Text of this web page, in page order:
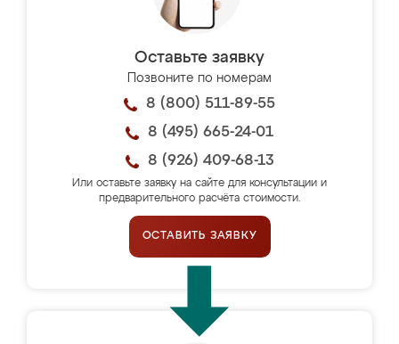
Оставьте заявку
Позвоните по номерам
8 (800) 511-89-55
8 (495) 665-24-01
8 (926) 409-68-13
Или оставьте заявку на сайте для консультации и
предварительного расчёта стоимости.
ОСТАВИТЬ ЗАЯВКУ